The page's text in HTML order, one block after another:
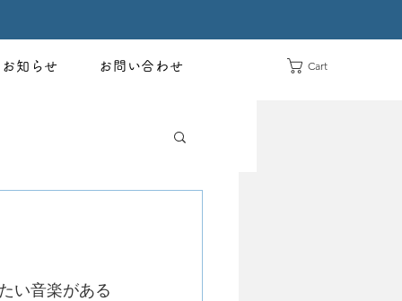
お知らせ お問い合わせ Cart
い音楽がある